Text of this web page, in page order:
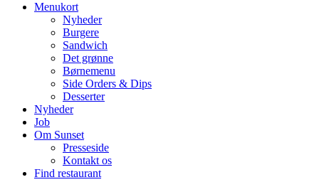
Menukort
Nyheder
Burgere
Sandwich
Det grønne
Børnemenu
Side Orders & Dips
Desserter
Nyheder
Job
Om Sunset
Presseside
Kontakt os
Find restaurant